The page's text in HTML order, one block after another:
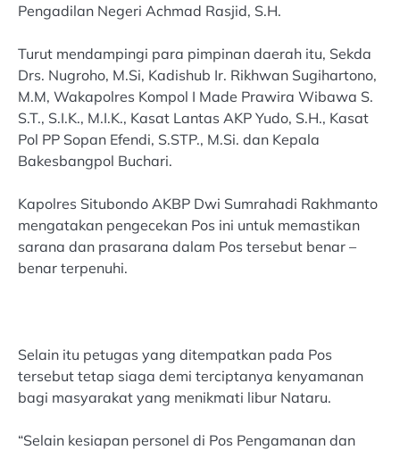
Pengadilan Negeri Achmad Rasjid, S.H.
Turut mendampingi para pimpinan daerah itu, Sekda
Drs. Nugroho, M.Si, Kadishub Ir. Rikhwan Sugihartono,
M.M, Wakapolres Kompol I Made Prawira Wibawa S.
S.T., S.I.K., M.I.K., Kasat Lantas AKP Yudo, S.H., Kasat
Pol PP Sopan Efendi, S.STP., M.Si. dan Kepala
Bakesbangpol Buchari.
Kapolres Situbondo AKBP Dwi Sumrahadi Rakhmanto
mengatakan pengecekan Pos ini untuk memastikan
sarana dan prasarana dalam Pos tersebut benar –
benar terpenuhi.
Selain itu petugas yang ditempatkan pada Pos
tersebut tetap siaga demi terciptanya kenyamanan
bagi masyarakat yang menikmati libur Nataru.
“Selain kesiapan personel di Pos Pengamanan dan